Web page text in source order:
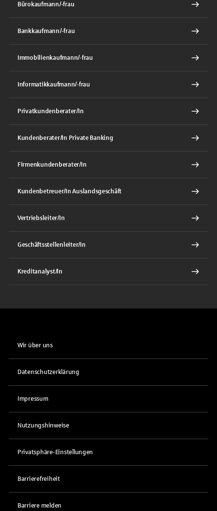
Bürokaufmann/-frau
Bankkaufmann/-frau
Immobilienkaufmann/-frau
Informatikkaufmann/-frau
Privatkundenberater/In
Kundenberater/In Private Banking
Firmenkundenberater/In
Kundenbetreuer/In Auslandsgeschäft
Vertriebsleiter/In
Geschäftsstellenleiter/In
Kreditanalyst/In
Wir über uns
Datenschutzerklärung
Impressum
Nutzungshinweise
Privatsphäre-Einstellungen
Barrierefreiheit
Barriere melden